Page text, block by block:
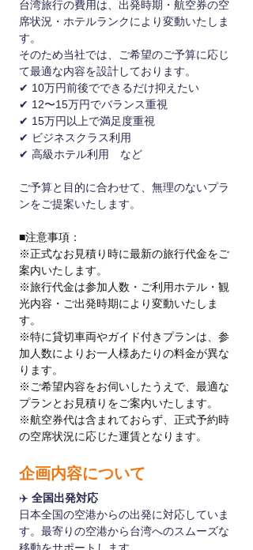
台湾旅行の費用は、出発時期・航空券の空
席状況・ホテルランクにより変動いたしま
す。
そのため当社では、ご希望のご予算に応じ
て最適な内容を設計しております。
✔ 10万円前後でできるだけ抑えたい
✔ 12〜15万円でバランス重視
✔ 15万円以上で満足度重視
✔ ビジネスクラス利用
✔ 高級ホテル利用　など
ご予算と目的に合わせて、無理のないプラ
ンをご提案いたします。
■注意事項：
※正式なお見積り時に最新の旅行代金をご
案内いたします。
※旅行代金は参加人数・ご利用ホテル・観
光内容・ご出発時期により変動いたしま
す。
※特に貸切車両やガイド付きプランは、参
加人数によりお一人様あたりの料金が異な
ります。
※ご希望内容をお伺いしたうえで、最適な
プランとお見積りをご案内いたします。
※航空券代は含まれておらず、正式予約時
の空席状況に応じた運賃となります。
企画内容について
✈️ 全国出発対応
日本全国の空港からの出発に対応していま
す。最寄りの空港から台湾へのスムーズな